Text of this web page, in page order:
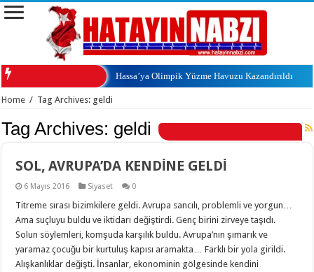
Hassa’ya Olimpik Yüzme Havuzu Kazandırıldı
Home / Tag Archives: geldi
Tag Archives: geldi
SOL, AVRUPA’DA KENDİNE GELDİ
6 Mayıs 2016 Siyaset 0
Titreme sırası bizimkilere geldi. Avrupa sancılı, problemli ve yorgun…
Ama suçluyu buldu ve iktidarı değiştirdi. Genç birini zirveye taşıdı.
Solun söylemleri, komşuda karşılık buldu. Avrupa’nın şımarık ve
yaramaz çocuğu bir kurtuluş kapısı aramakta… Farklı bir yola girildi.
Alışkanlıklar değişti. İnsanlar, ekonominin gölgesinde kendini